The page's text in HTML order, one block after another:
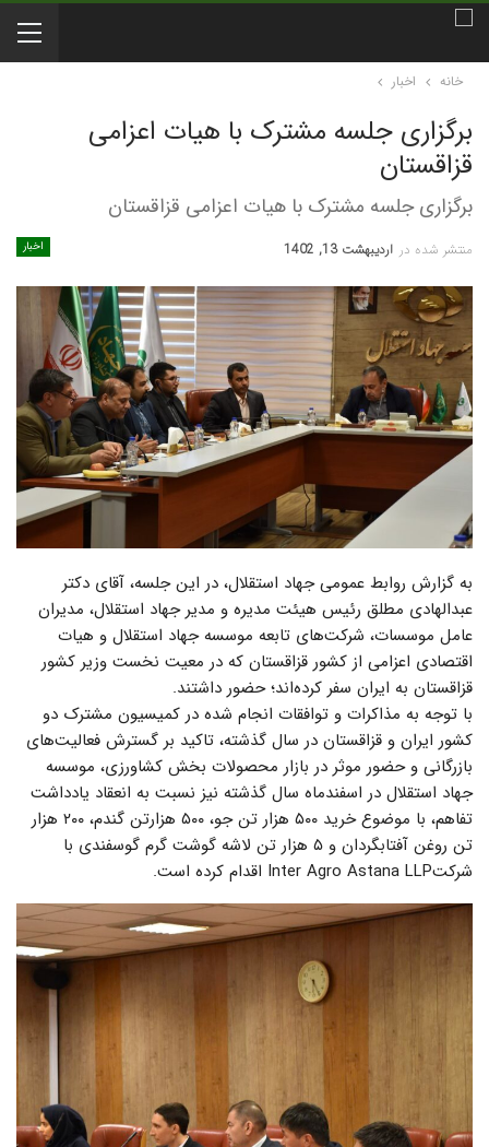
خانه اخبار
برگزاری جلسه مشترک با هیات اعزامی
قزاقستان
برگزاری جلسه مشترک با هیات اعزامی قزاقستان
اخبار منتشر شده در اردیبهشت 13, 1402
به گزارش روابط عمومی جهاد استقلال، در این جلسه، آقای دکتر
عبدالهادی مطلق رئیس هیئت مدیره و مدیر جهاد استقلال، مدیران
عامل موسسات، شرکت‌های تابعه موسسه جهاد استقلال و هیات
اقتصادی اعزامی از کشور قزاقستان که در معیت نخست وزیر کشور
قزاقستان به ایران سفر کرده‌اند؛ حضور داشتند.
با توجه به مذاکرات و توافقات انجام شده در کمیسیون مشترک دو
کشور ایران و قزاقستان در سال گذشته، تاکید بر گسترش فعالیت‌های
بازرگانی و حضور موثر در بازار محصولات بخش کشاورزی، موسسه
جهاد استقلال در اسفندماه سال گذشته نیز نسبت به انعقاد یادداشت
تفاهم، با موضوع خرید ۵۰۰ هزار تن جو، ۵۰۰ هزارتن گندم، ۲۰۰ هزار
تن روغن آفتابگردان و ۵ هزار تن لاشه گوشت گرم گوسفندی با
شرکتInter Agro Astana LLP اقدام کرده است.